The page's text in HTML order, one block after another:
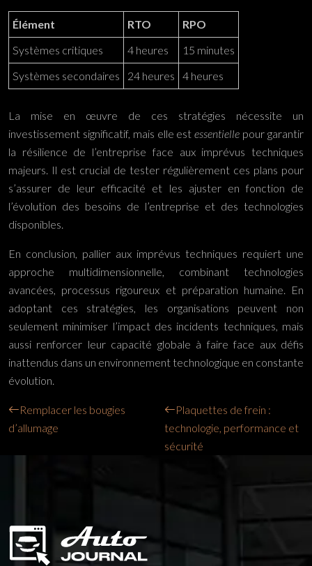
Élément RTO
RPO
Systèmes critiques
4 heures
15 minutes
Systèmes secondaires
24 heures 4 heures
La mise en œuvre de ces stratégies nécessite un
investissement significatif, mais elle estessentielle pour garantir
la résilience de l’entreprise face aux imprévus techniques
majeurs. Il est crucial de tester régulièrement ces plans pour
s’assurer de leur efficacité et les ajuster en fonction de
l’évolution des besoins de l’entreprise et des technologies
disponibles.
En conclusion, pallier aux imprévus techniques requiert une
approche multidimensionnelle, combinant technologies
avancées, processus rigoureux et préparation humaine. En
adoptant ces stratégies, les organisations peuvent non
seulement minimiser l’impact des incidents techniques, mais
aussi renforcer leur capacité globale à faire face aux défis
inattendus dans un environnement technologique en constante
évolution.
Remplacer les bougies
d’allumage
Plaquettes de frein :
technologie, performance et
sécurité